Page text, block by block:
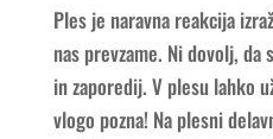
Ples je naravna reakcija
nas prevzame. Ni dovolj,
in zaporedij. V plesu lahko
vlogo pozna! Na plesni